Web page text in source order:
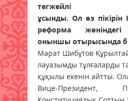
тегжейлі
ұсынды. Ол өз пікірін
реформа
оныншы отырысында
Марат Шибұтов
лауазымды тұлғаларды
құқылы екенін айтты.
Вице-Президент,